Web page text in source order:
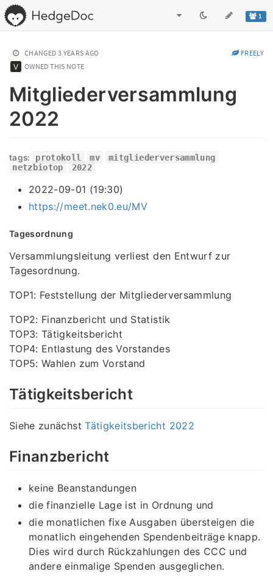
1
CHANGED 3 YEARS AGO
FREELY
OWNED THIS NOTE
Mitgliederversammlung
2022
tags: protokoll mv
mitgliederversammlung
netzbiotop
2022
2022-09-01 (19:30)
https://meet.nek0.eu/MV
Tagesordnung
Versammlungsleitung verliest den Entwurf zur
Tagesordnung.
TOP1: Feststellung der Mitgliederversammlung
TOP2: Finanzbericht und Statistik
TOP3: Tätigkeitsbericht
TOP4: Entlastung des Vorstandes
TOP5: Wahlen zum Vorstand
Tätigkeitsbericht
Siehe zunächstTätigkeitsbericht 2022
Finanzbericht
keine Beanstandungen
die finanzielle Lage ist in Ordnung und
die monatlichen fixe Ausgaben übersteigen die
monatlich eingehenden Spendenbeiträge knapp.
Dies wird durch Rückzahlungen des CCC und
andere einmalige Spenden ausgeglichen.